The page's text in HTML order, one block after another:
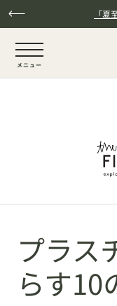
本文へスキップ 「夏
NaN / 6
メニュー
プラス
らす10